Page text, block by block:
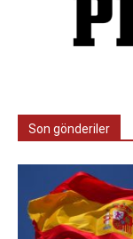
Son gönderiler